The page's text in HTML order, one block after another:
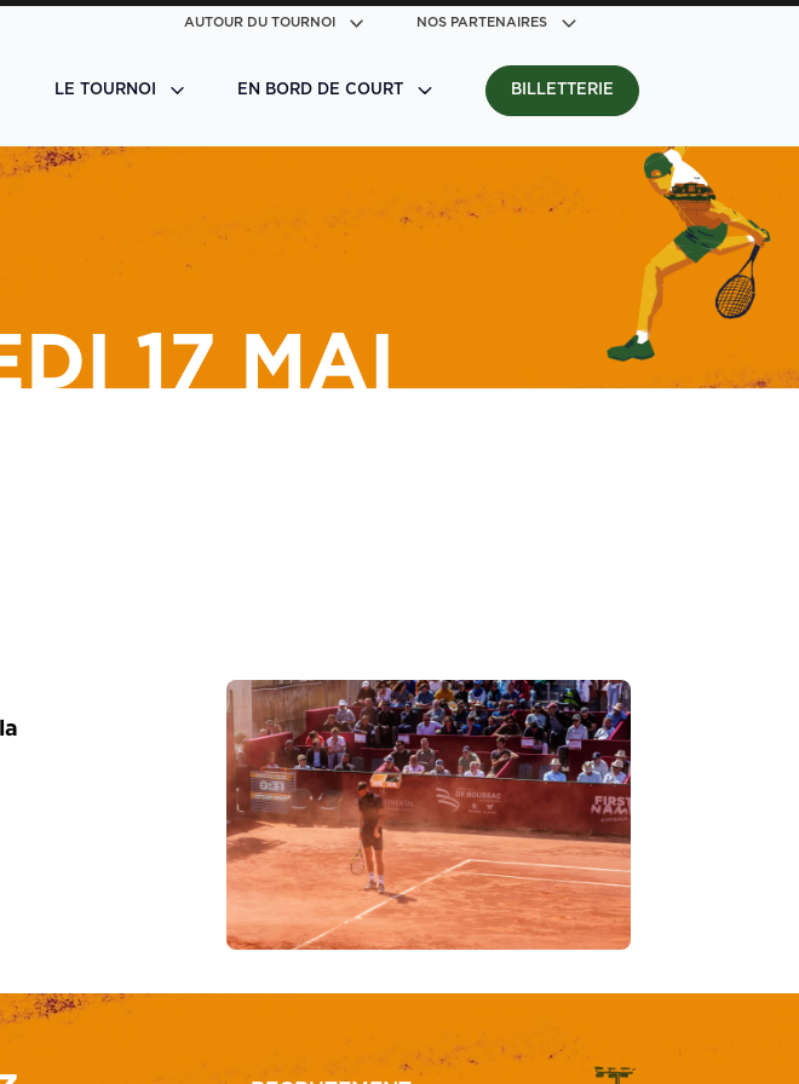
AUTOUR DU TOURNOI NOS PARTENAIRES
LE TOURNOI EN BORD DE COURT BILLETTERIE
17 MAI